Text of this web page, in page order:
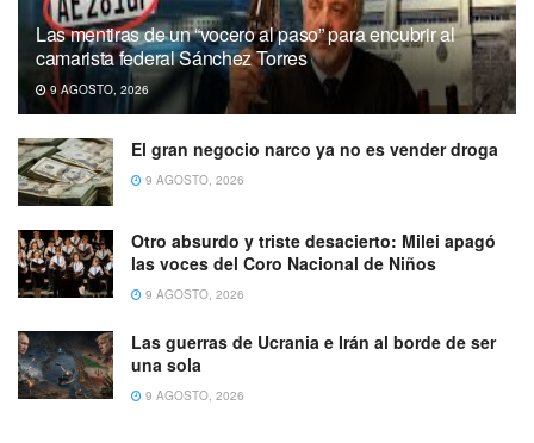
Las mentiras de un “vocero al paso” para encubrir al
camarista federal Sánchez Torres
9 AGOSTO, 2026
El gran negocio narco ya no es vender droga
9 AGOSTO, 2026
Otro absurdo y triste desacierto: Milei apagó
las voces del Coro Nacional de Niños
9 AGOSTO, 2026
Las guerras de Ucrania e Irán al borde de ser
una sola
9 AGOSTO, 2026